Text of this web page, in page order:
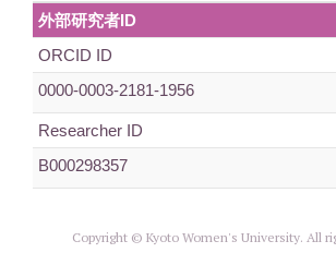
外部研究者ID
ORCID ID
0000-0003-2181-1956
Researcher ID
B000298357
Copyright © Kyoto Women's University. All